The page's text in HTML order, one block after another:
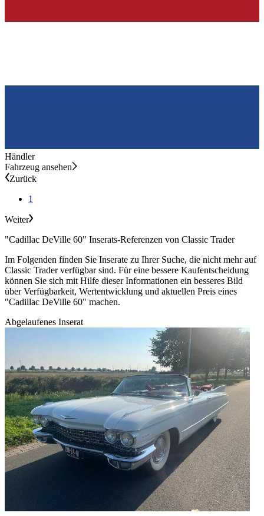
Händler
Fahrzeug ansehen
Zurück
1
Weiter
"Cadillac DeVille 60" Inserats-Referenzen von Classic Trader
Im Folgenden finden Sie Inserate zu Ihrer Suche, die nicht mehr auf
Classic Trader verfügbar sind. Für eine bessere Kaufentscheidung
können Sie sich mit Hilfe dieser Informationen ein besseres Bild
über Verfügbarkeit, Wertentwicklung und aktuellen Preis eines
"Cadillac DeVille 60" machen.
Abgelaufenes Inserat